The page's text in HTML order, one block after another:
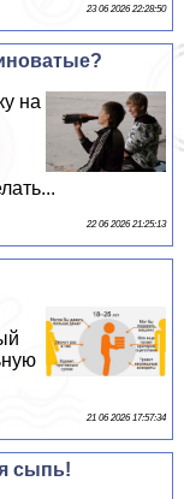
23 06 2026 22:28:50
на
22 06 2026 21:25:13
21 06 2026 17:57:34
сыпь!